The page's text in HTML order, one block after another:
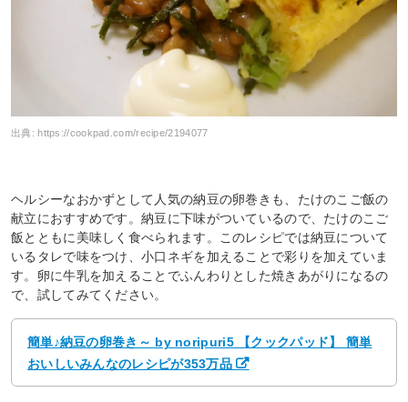
出典:https://cookpad.com/recipe/2194077
ヘルシーなおかずとして人気の納豆の卵巻きも、たけのこご飯の
献立におすすめです。納豆に下味がついているので、たけのこご
飯とともに美味しく食べられます。このレシピでは納豆について
いるタレで味をつけ、小口ネギを加えることで彩りを加えていま
す。卵に牛乳を加えることでふんわりとした焼きあがりになるの
で、試してみてください。
簡単♪納豆の卵巻き～ by noripuri5 【クックパッド】 簡単
おいしいみんなのレシピが353万品